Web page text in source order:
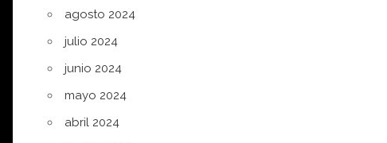
agosto 2024
julio 2024
junio 2024
mayo 2024
abril 2024